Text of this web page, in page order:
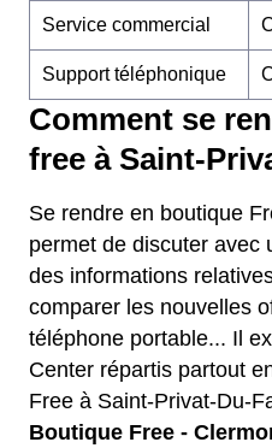
Service commercial
Support téléphonique
Comment se
free à Saint-
Se rendre en boutique
permet de discuter avec
des informations
comparer les nouvelles
téléphone portable... Il
Center répartis partout
Free à Saint-Privat-Du-
Boutique Free -